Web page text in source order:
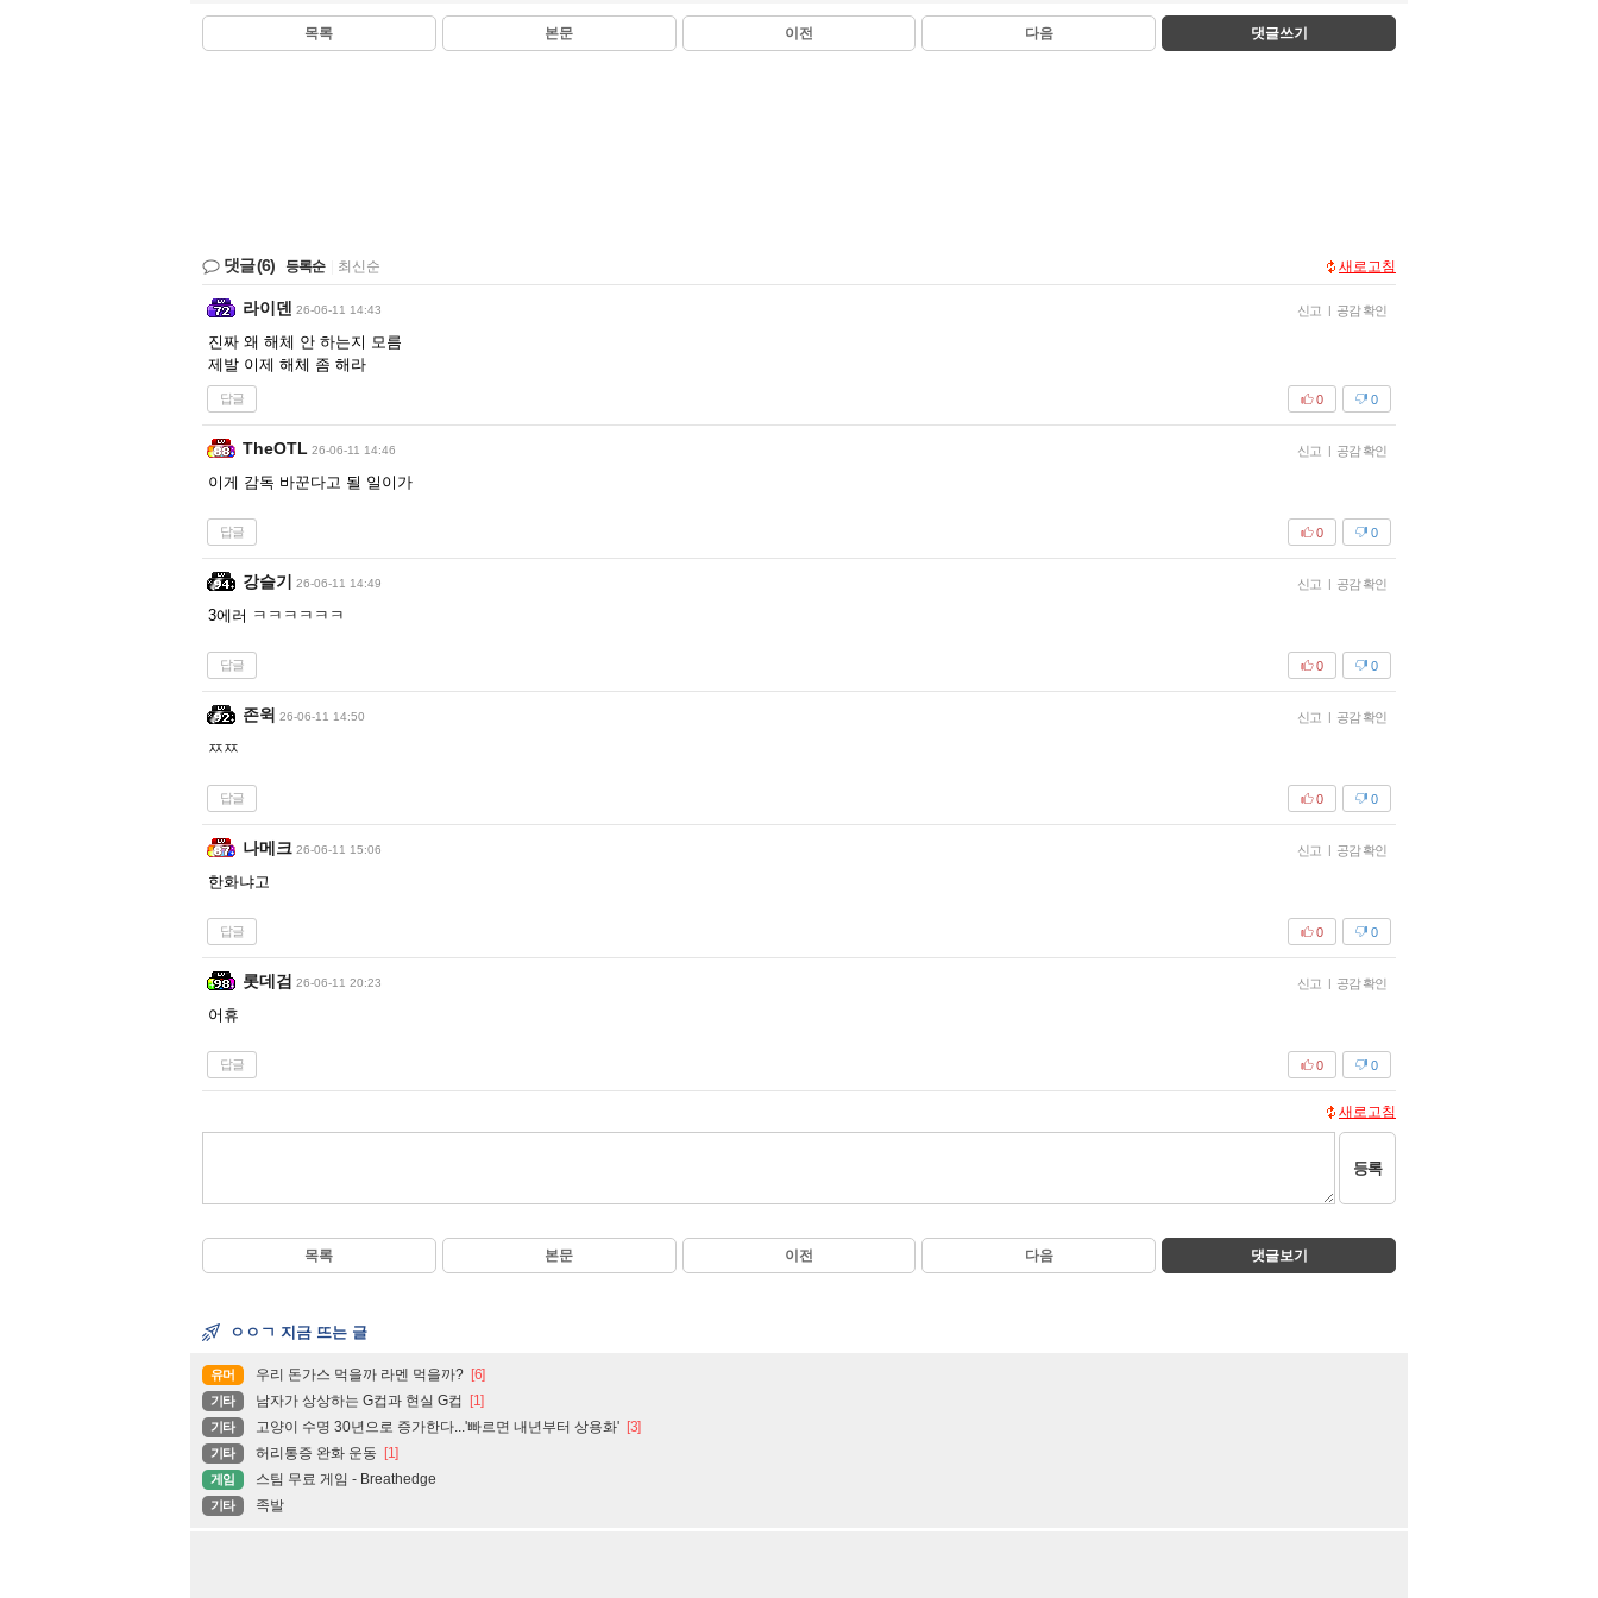
목록 본문 이전 다음 댓글쓰기
댓글(6) 등록순 최신순 새로고침
라이덴 26-06-11 14:43 신고 | 공감 확인
진짜 왜 해체 안 하는지 모름
제발 이제 해체 좀 해라
답글 0
0
TheOTL 26-06-11 14:46 신고 | 공감 확인
이게 감독 바꾼다고 될 일이가
답글 0
0
강슬기 26-06-11 14:49 신고 | 공감 확인
3에러 ㅋㅋㅋㅋㅋㅋ
답글 0
0
존윅 26-06-11 14:50 신고 | 공감 확인
ㅉㅉ
답글 0
0
나메크 26-06-11 15:06 신고 | 공감 확인
한화냐고
답글 0
0
롯데검 26-06-11 20:23 신고 | 공감 확인
어휴
답글 0
0
새로고침
등록
목록 본문 이전 다음 댓글보기
ㅇㅇㄱ 지금 뜨는 글
유머 우리 돈가스 먹을까 라멘 먹을까? [6]
기타 남자가 상상하는 G컵과 현실 G컵 [1]
기타 고양이 수명 30년으로 증가한다...'빠르면 내년부터 상용화' [3]
기타 허리통증 완화 운동 [1]
게임 스팀 무료 게임 - Breathedge
기타 족발